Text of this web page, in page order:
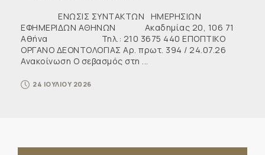
ΕΝΩΣΙΣ ΣΥΝΤΑΚΤΩΝ ΗΜΕΡΗΣΙΩΝ
ΕΦΗΜΕΡΙΔΩΝ ΑΘΗΝΩΝ Ακαδημίας 20, 106 71
Αθήνα Τηλ.: 210 3675 440 ΕΠΟΠΤΙΚΟ
ΟΡΓΑΝΟ ΔΕΟΝΤΟΛΟΓΙΑΣ Αρ. πρωτ. 394 / 24.07.26
Ανακοίνωση Ο σεβασμός στη ...
24 ΙΟΥΛΙΟΥ 2026